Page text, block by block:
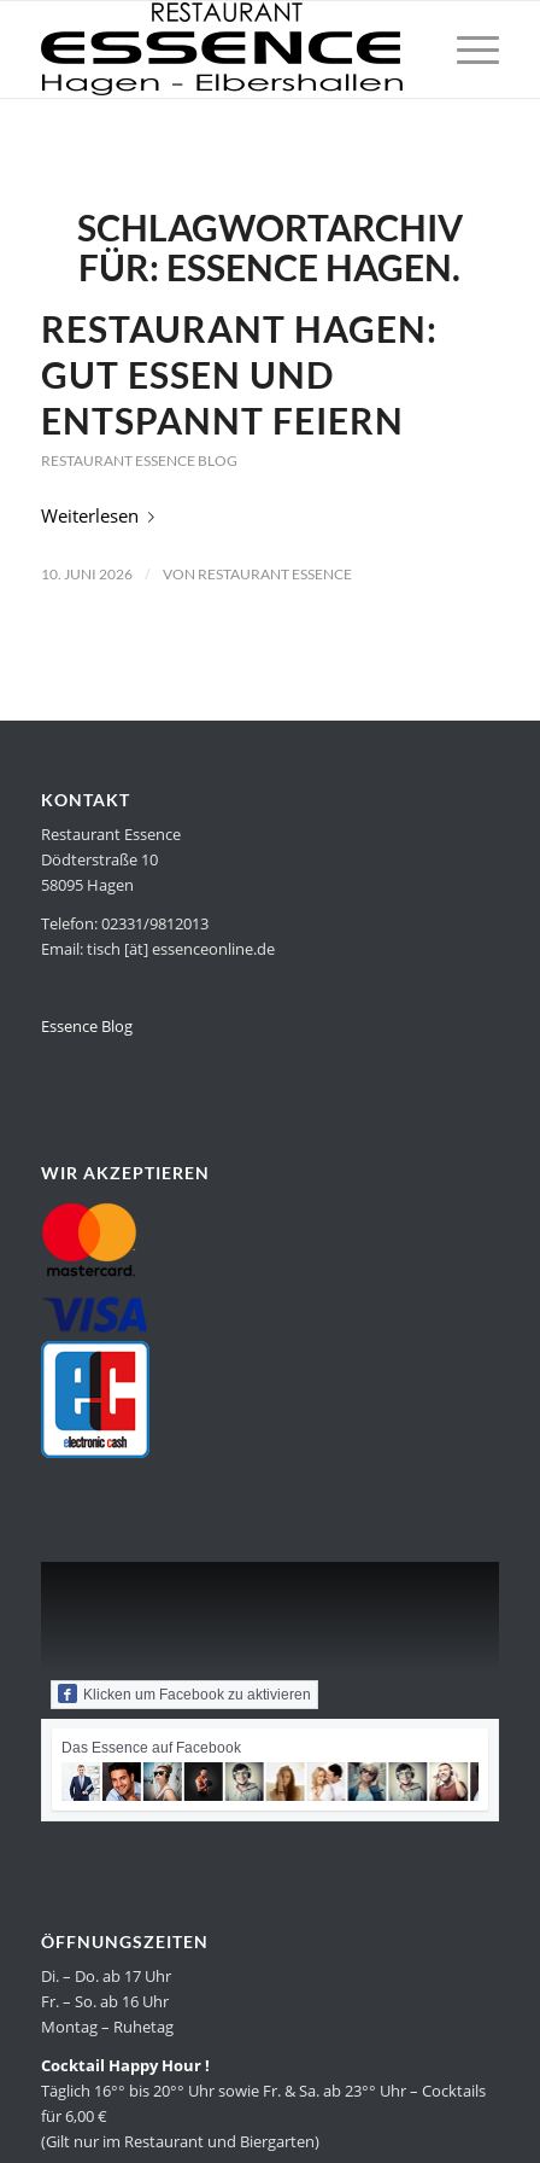
SCHLAGWORTARCHIV
FÜR: ESSENCE HAGEN.
RESTAURANT HAGEN:
GUT ESSEN UND
ENTSPANNT FEIERN
RESTAURANT ESSENCE BLOG
Weiterlesen
10. JUNI 2026 / VON RESTAURANT ESSENCE
KONTAKT
Restaurant Essence
Dödterstraße 10
58095 Hagen
Telefon: 02331/9812013
Email: tisch [ät] essenceonline.de
Essence Blog
WIR AKZEPTIEREN
Klicken um Facebook zu aktivieren
Das Essence auf Facebook
ÖFFNUNGSZEITEN
Di. – Do. ab 17 Uhr
Fr. – So. ab 16 Uhr
Montag – Ruhetag
Cocktail Happy Hour !
Täglich 16°° bis 20°° Uhr sowie Fr. & Sa. ab 23°° Uhr – Cocktails
für 6,00 €
(Gilt nur im Restaurant und Biergarten)